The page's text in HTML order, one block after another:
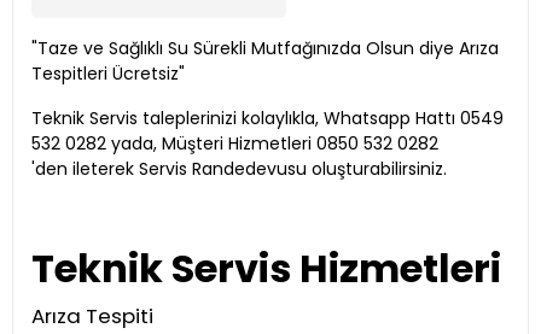
"Taze ve Sağlıklı Su Sürekli Mutfağınızda Olsun diye Arıza
Tespitleri Ücretsiz"
Teknik Servis taleplerinizi kolaylıkla, Whatsapp Hattı 0549
532 0282 yada, Müşteri Hizmetleri 0850 532 0282
'den ileterek Servis Randedevusu oluşturabilirsiniz.
Teknik Servis Hizmetleri
Arıza Tespiti